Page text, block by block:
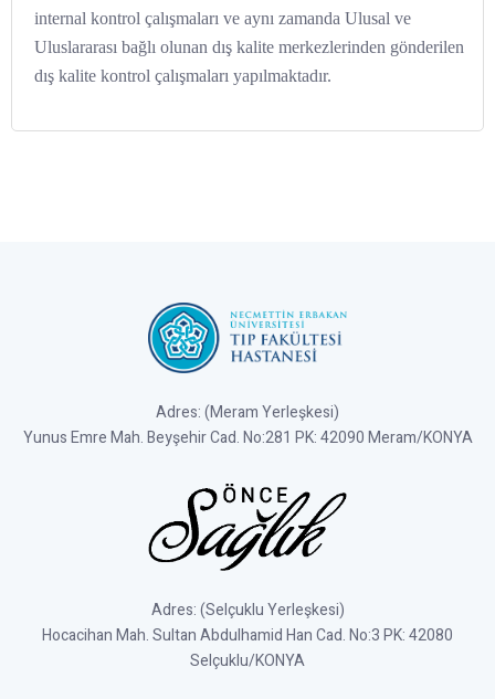
internal kontrol çalışmaları ve aynı zamanda Ulusal ve
Uluslararası bağlı olunan dış kalite merkezlerinden gönderilen
dış kalite kontrol çalışmaları yapılmaktadır.
Adres: (Meram Yerleşkesi)
Yunus Emre Mah. Beyşehir Cad. No:281 PK: 42090 Meram/KONYA
Adres: (Selçuklu Yerleşkesi)
Hocacihan Mah. Sultan Abdulhamid Han Cad. No:3 PK: 42080
Selçuklu/KONYA